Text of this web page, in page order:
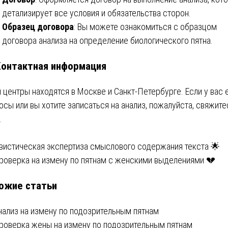
детализирует все условия и обязательства сторон.
Образец договора: Вы можете ознакомиться с образцом
договора анализа на определение биологического пятна.
информация
находятся в Москве и Санкт-Петербурге. Если у вас
или вы хотите записаться на анализ, пожалуйста,
экспертиза смыслового содержания текста 🌟
на измену по пятнам с женскими выделениями 💔
статьи
на измену по подозрительным пятнам
жены на измену по подозрительным пятнам